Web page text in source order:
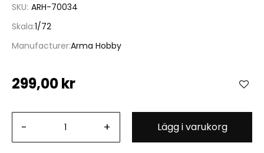
SKU ARH-70034
Skala 1/72
ManufacturerArma Hobby
299,00 kr
- + Lägg i varukorg
Grumman FM-2 Wildcat "Training Cats" - Limited
bildgalleriet